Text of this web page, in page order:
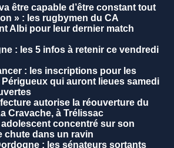
être capable d’être constant tout
» : les rugbymen du CA
Albi pour leur dernier match
: les 5 infos à retenir ce vendredi
: les inscriptions pour les
Périgueux qui auront lieues samedi
autorise la réouverture du
Cravache, à Trélissac
concentré sur son
chute dans un ravin
: les sénateurs sortants